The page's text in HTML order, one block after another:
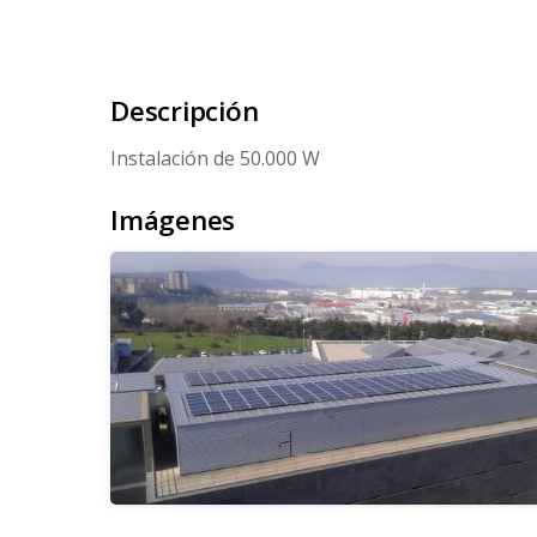
Descripción
Instalación de 50.000 W
Imágenes